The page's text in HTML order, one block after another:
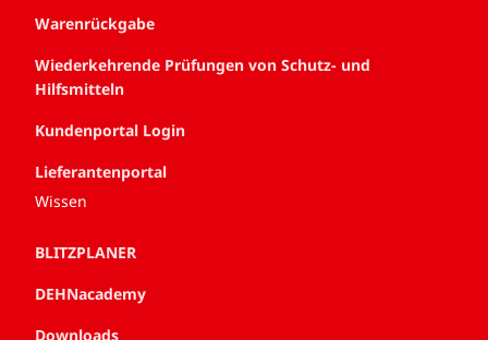
Warenrückgabe
Wiederkehrende Prüfungen von Schutz- und
Hilfsmitteln
Kundenportal Login
Lieferantenportal
Wissen
BLITZPLANER
DEHNacademy
Downloads